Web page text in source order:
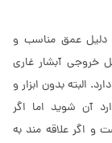
دلیل عمق مناسب و
خروجی آبشار غاری
البته بدون ابزار و
آن شوید اما اگر
و اگر علاقه مند به